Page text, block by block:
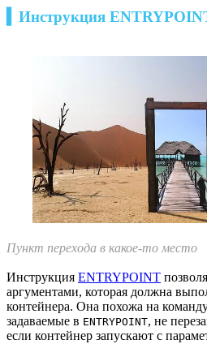
▍Инструкция
Пункт перехода в какое-то место
Инструкция ENTRYPOINT
аргументами, которая должна
контейнера. Она похожа на
задаваемые в ENTRYPOINT, не
если контейнер запускают с